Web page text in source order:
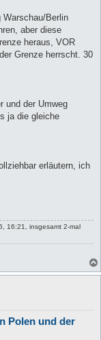
Warschau/Berlin
aber diese
heraus, VOR
Grenze herrscht. 30
und der Umweg
ja die gleiche
erläutern, ich
16:21, insgesamt 2-mal
Polen und der